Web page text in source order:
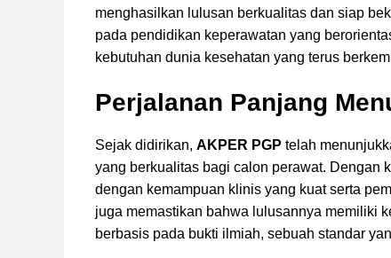
menghasilkan lulusan berkualitas dan siap
pada pendidikan keperawatan yang
kebutuhan dunia kesehatan yang terus
Perjalanan Panjang
Sejak didirikan, AKPER PGP telah
yang berkualitas bagi calon perawat. Dengan
dengan kemampuan klinis yang kuat serta
juga memastikan bahwa lulusannya memiliki
berbasis pada bukti ilmiah, sebuah standar